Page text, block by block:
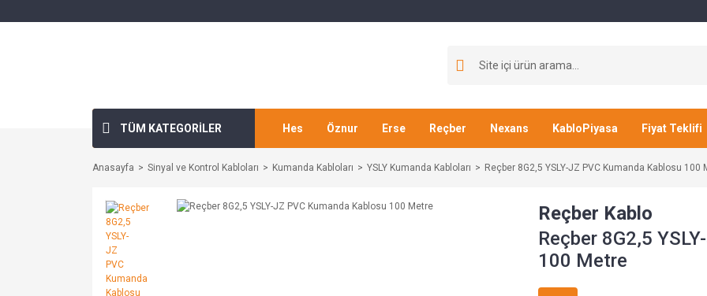
TÜM KATEGORİLER Hes Öznur Erse Reçber Nexans KabloPiyasa Fiyat Teklifi
Anasayfa Sinyal ve Kontrol Kabloları Kumanda Kabloları YSLY Kumanda Kabloları Reçber 8G2,5 YSLY-JZ PVC Kumanda Kablosu 100
Reçber Kablo
Reçber 8G2,5
100 Metre